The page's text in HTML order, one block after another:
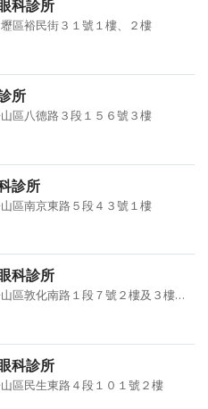
科診所
區裕民街３１號１樓、２樓
所
區八德路３段１５６號３樓
診所
區南京東路５段４３號１樓
科診所
臺北市松山區敦化南路１段７號２樓及３樓之１
科診所
區民生東路４段１０１號２樓